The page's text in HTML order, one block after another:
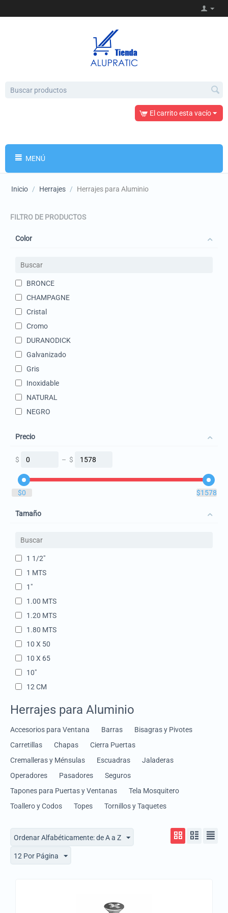
El carrito esta vacío
MENÚ
Inicio / Herrajes / Herrajes para Aluminio
FILTRO DE PRODUCTOS
Color
BRONCE
CHAMPAGNE
Cristal
Cromo
DURANODICK
Galvanizado
Gris
Inoxidable
NATURAL
NEGRO
TRANSPARENTE
Precio
$ – $
‎$0 ‎$1578
Tamaño
1 1/2"
1 MTS
1"
1.00 MTS
1.20 MTS
1.80 MTS
10 X 50
10 X 65
10"
12 CM
17"
18 CM
2"
2.5 MTS
20 CM
3 X 3
Herrajes para Aluminio
Accesorios para Ventana Barras
Bisagras y Pivotes
Carretillas
Chapas
Cierra Puertas
Cremalleras y Ménsulas
Escuadras
Jaladeras
Operadores
Pasadores
Seguros
Tapones para Puertas y Ventanas
Tela Mosquitero
Toallero y Codos
Topes Tornillos y Taquetes
Ordenar Alfabéticamente: de A a Z
12 Por Página